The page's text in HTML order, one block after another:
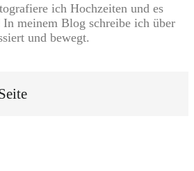
ich Hochzeiten und es
meinem Blog schreibe ich über
und bewegt.